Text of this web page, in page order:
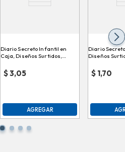
Diario Secreto Infantil en
Caja, Diseños Surtidos,
700021
$3,05
AGREGAR
Diario
Diseños
700076
$ 1,70